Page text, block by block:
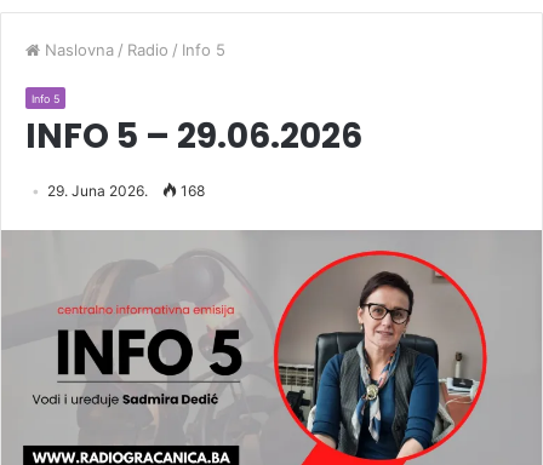
Naslovna / Radio / Info 5
Info 5
INFO 5 – 29.06.2026
29. Juna 2026. 168